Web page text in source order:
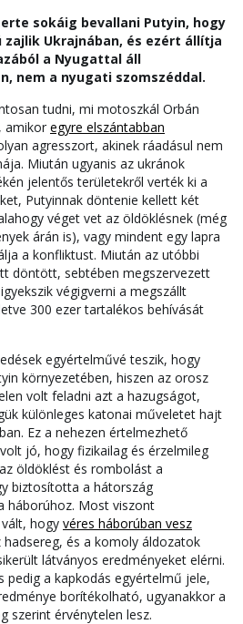
sokáig bevallani Putyin, hogy
zajlik Ukrajnában, és ezért állítja
a Nyugattal áll
nem a nyugati szomszéddal.
tudni, mi motoszkál Orbán
amikor egyre elszántabban
agresszort, akinek ráadásul nem
Miután ugyanis az ukránok
jelentős területekről verték ki a
Putyinnak döntenie kellett két
véget vet az öldöklésnek (még
árán is), vagy mindent egy lapra
a konfliktust. Miután az utóbbi
döntött, sebtében megszervezett
végigverni a megszállt
300 ezer tartalékos behívását
egyértelművé teszik, hogy
környezetében, hiszen az orosz
volt feladni azt a hazugságot,
különleges katonai műveletet hajt
Ez a nehezen értelmezhető
jó, hogy fizikailag és érzelmileg
öldöklést és rombolást a
biztosította a hátország
háborúhoz. Most viszont
hogy véres háborúban vesz
hadsereg, és a komoly áldozatok
látványos eredményeket elérni.
pedig a kapkodás egyértelmű jele,
borítékolható, ugyanakkor a
szerint érvénytelen lesz.